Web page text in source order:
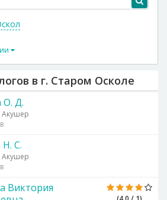
в г. Старом Осколе
О. Д.
Акушер
С.
Акушер
Виктория